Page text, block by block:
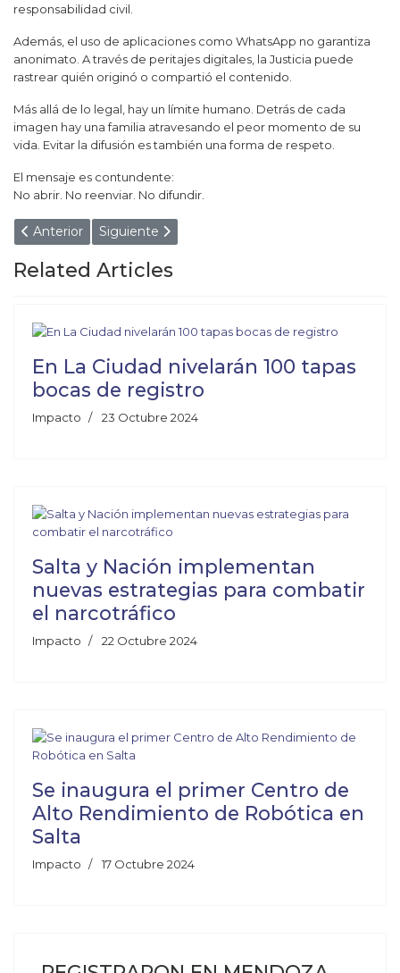
responsabilidad civil.
Además, el uso de aplicaciones como WhatsApp no garantiza
anonimato. A través de peritajes digitales, la Justicia puede
rastrear quién originó o compartió el contenido.
Más allá de lo legal, hay un límite humano. Detrás de cada
imagen hay una familia atravesando el peor momento de su
vida. Evitar la difusión es también una forma de respeto.
El mensaje es contundente:
No abrir. No reenviar. No difundir.
Artículo anterior: UN SALTEÑO NUNCA SE RINDE: BAJO
Anterior Artículo siguiente: JUNTARON EL DINERO EN
Siguiente
Related Articles
En La Ciudad nivelarán 100 tapas
bocas de registro
Impacto 23 Octubre 2024
Salta y Nación implementan
nuevas estrategias para combatir
el narcotráfico
Impacto 22 Octubre 2024
Se inaugura el primer Centro de
Alto Rendimiento de Robótica en
Salta
Impacto 17 Octubre 2024